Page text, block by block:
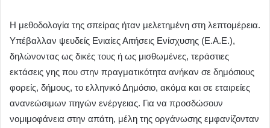
Η μεθοδολογία της σπείρας ήταν μελετημένη στη λεπτομέρεια.
Υπέβαλλαν ψευδείς Ενιαίες Αιτήσεις Ενίσχυσης (Ε.Α.Ε.),
δηλώνοντας ως δικές τους ή ως μισθωμένες, τεράστιες
εκτάσεις γης που στην πραγματικότητα ανήκαν σε δημόσιους
φορείς, δήμους, το ελληνικό Δημόσιο, ακόμα και σε εταιρείες
ανανεώσιμων πηγών ενέργειας. Για να προσδώσουν
νομιμοφάνεια στην απάτη, μέλη της οργάνωσης εμφανίζονταν